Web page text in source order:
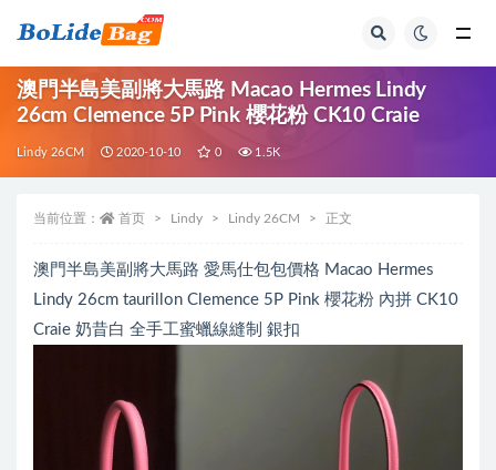
澳門半島美副將大馬路 Macao Hermes Lindy
26cm Clemence 5P Pink 櫻花粉 CK10 Craie
Lindy 26CM 2020-10-10 0 1.5K
当前位置： 首页 Lindy Lindy 26CM 正文
澳門半島美副將大馬路 愛馬仕包包價格 Macao Hermes
Lindy 26cm taurillon Clemence 5P Pink 櫻花粉 內拼 CK10
Craie 奶昔白 全手工蜜蠟線縫制 銀扣